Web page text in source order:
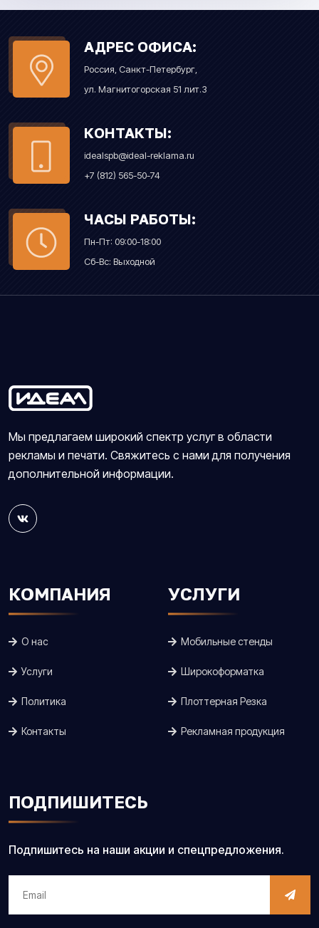
АДРЕС ОФИСА:
Россия, Санкт-Петербург,
ул. Магнитогорская 51 лит.З
КОНТАКТЫ:
idealspb@ideal-reklama.ru
+7 (812) 565-50-74
ЧАСЫ РАБОТЫ:
Пн-Пт: 09:00-18:00
Сб-Вс: Выходной
Мы предлагаем широкий спектр услуг в области
рекламы и печати. Свяжитесь с нами для получения
дополнительной информации.
КОМПАНИЯ
О нас
Услуги
Политика
Контакты
УСЛУГИ
Мобильные стенды
Широкоформатка
Плоттерная Резка
Рекламная продукция
ПОДПИШИТЕСЬ
Подпишитесь на наши акции и спецпредложения.